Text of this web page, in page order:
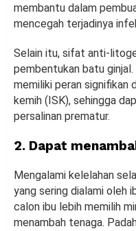
membantu dalam
mencegah terjadinya
Selain itu, sifat anti-
pembentukan batu
memiliki peran signifikan
kemih (ISK), sehingga
persalinan prematur.
2. Dapat
Mengalami kelelahan
yang sering dialami oleh
calon ibu lebih memilih
menambah tenaga.